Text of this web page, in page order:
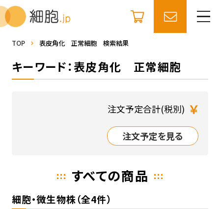
TOP 表皮角化 正常細胞 検索結果
キーワード：表皮角化 正常細胞
注文予定合計(税別) ￥
注文予定を見る
すべての商品
細胞・微生物株（全4件）